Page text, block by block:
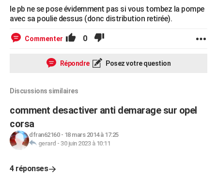
le pb ne se pose évidemment pas si vous tombez la pompe
avec sa poulie dessus (donc distribution retirée).
Commenter 0
Répondre Posez votre question
Discussions similaires
comment desactiver anti demarage sur opel
corsa
dfran62160- 18 mars 2014 à 17:25
gerard - 30 juin 2023 à 10:11
4 réponses